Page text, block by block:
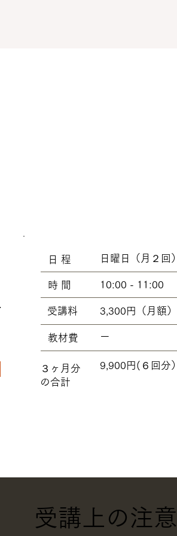
​日 程
​受講料
​教材費
​３ヶ月分
の合計
日曜日（月２回）
3,300円（月額）
ー
9,900円(６回分）
​時 間 10:00 - 11:00
受講上の注意